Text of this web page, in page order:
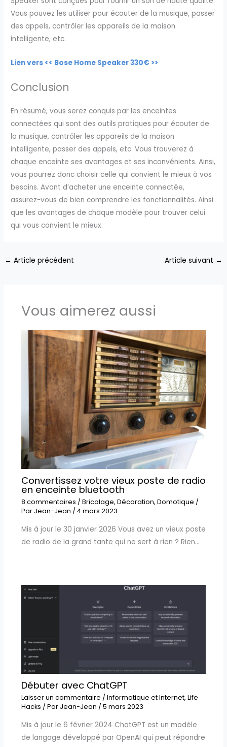
Vous pouvez les utiliser pour écouter de la musique, passer
des appels, contrôler les appareils de la maison
intelligente, etc.
Lien vers << Bose Home Speaker 330€ >>
Conclusion
En résumé, vous serez conquis par les enceintes
connectées qui sont des outils pratiques pour écouter de
la musique, contrôler les appareils de la maison
intelligente, passer des appels, etc. Vous trouverez à
chaque enceinte ses avantages et ses inconvénients. Ainsi,
vous pourrez donc choisir celle qui convient le mieux à vos
besoins. Avant d’acheter une enceinte connectée,
assurez-vous de bien comprendre les fonctionnalités. Ainsi
que les avantages de chaque modèle pour trouver celui
qui vous convient le mieux.
← Article précédent Article suivant →
Vous aimerez aussi
Convertissez votre vieux poste de radio
en enceinte bluetooth
8 commentaires / Bricolage, Décoration, Domotique /
Par Jean-Jean / 4 mars 2023
Mis à jour le 30 janvier 2026 Vous avez un vieux poste
de radio de la grand tante qui ne sert à rien ? Rien…
Débuter avec ChatGPT
Laisser un commentaire / Informatique et Internet, Life
Hacks / Par Jean-Jean / 5 mars 2023
Mis à jour le 6 février 2024 ChatGPT est un modèle
de langage développé par OpenAI qui peut répondre